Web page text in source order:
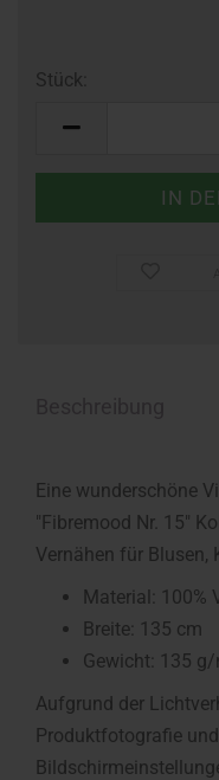
Stück:
Eine wunderschöne
"Fibremood Nr. 15"
Vernähen für Blusen,
Material: 100%
Breite: 135 cm
Gewicht: 135
Aufgrund der
Produktfotografie